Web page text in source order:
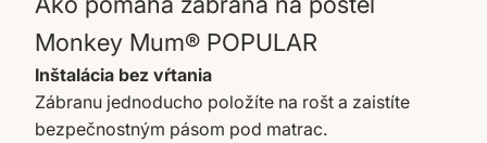
Monkey Mum® POPULAR
Inštalácia bez vŕtania
Zábranu jednoducho položíte na rošt a zaistíte
bezpečnostným pásom pod matrac.